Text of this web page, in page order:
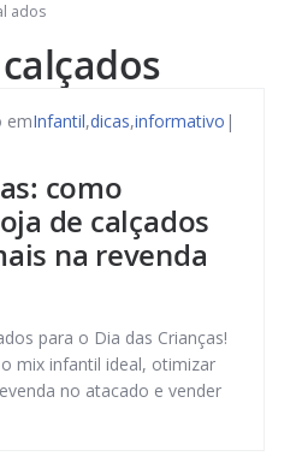
ados
emInfantil,dicas,informativo |
como
de calçados
na revenda
para o Dia das Crianças!
mix infantil ideal, otimizar
no atacado e vender